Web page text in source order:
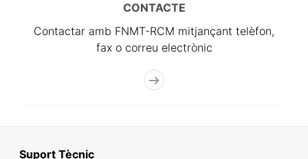
CONTACTE
Contactar amb FNMT-RCM mitjançant telèfon,
fax o correu electrònic
Suport Tècnic